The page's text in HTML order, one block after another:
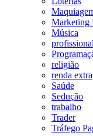
Marketing
Música
profissional
religião
renda extra
Saúde
Sedução
trabalho
Trader
Tráfego